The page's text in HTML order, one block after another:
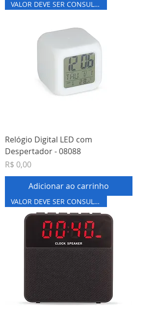
VALOR DEVE SER CONSULTADO
Relógio Digital LED com
Despertador - 08088
Preço
R$ 0,00
Adicionar ao carrinho
VALOR DEVE SER CONSULTADO